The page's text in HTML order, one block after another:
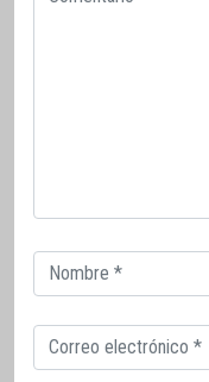
Correo
electrónico
Correo
electrónico